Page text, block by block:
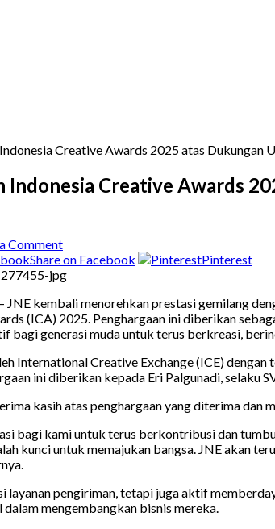
Creative Awards 2025 atas
Indonesia Creative Awards
Comment
Share on Facebook Pinterest
– JNE kembali menorehkan prestasi gemilang
(ICA) 2025. Penghargaan ini diberikan
bagi generasi muda untuk terus berkreasi,
International Creative Exchange (ICE)
ini diberikan kepada Eri Palgunadi, selaku
kasih atas penghargaan yang diterima
bagi kami untuk terus berkontribusi dan
kunci untuk memajukan bangsa. JNE akan
layanan pengiriman, tetapi juga aktif
mengembangkan bisnis mereka.